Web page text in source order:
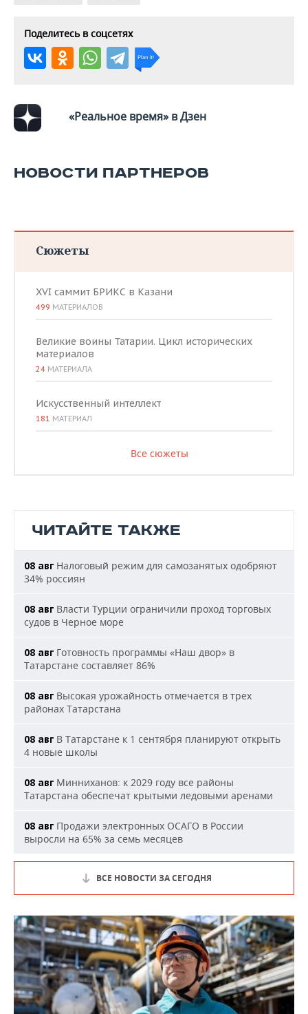
Поделитесь в соцсетях
«Реальное время» в Дзен
НОВОСТИ ПАРТНЕРОВ
Сюжеты
XVI саммит БРИКС в Казани
499 МАТЕРИАЛОВ
Великие воины Татарии. Цикл исторических
материалов
24 МАТЕРИАЛА
Искусственный интеллект
181 МАТЕРИАЛ
Все сюжеты
ЧИТАЙТЕ ТАКЖЕ
08 авг Налоговый режим для самозанятых одобряют
34% россиян
08 авг Власти Турции ограничили проход торговых
судов в Черное море
08 авг Готовность программы «Наш двор» в
Татарстане составляет 86%
08 авг Высокая урожайность отмечается в трех
районах Татарстана
08 авг В Татарстане к 1 сентября планируют открыть
4 новые школы
08 авг Минниханов: к 2029 году все районы
Татарстана обеспечат крытыми ледовыми аренами
08 авг Продажи электронных ОСАГО в России
выросли на 65% за семь месяцев
ВСЕ НОВОСТИ ЗА СЕГОДНЯ